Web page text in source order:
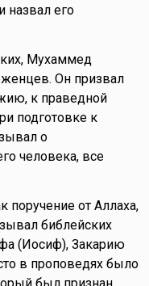
назвал его
Мухаммед
Он призвал
к праведной
подготовке к
о
человека, все
от Аллаха,
библейских
(Иосиф), Закарию
в проповедях было